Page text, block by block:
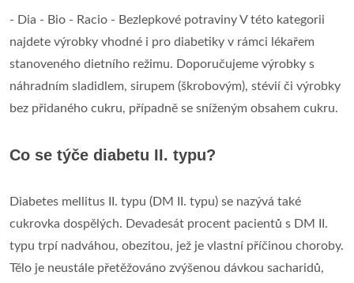
- Dia - Bio - Racio - Bezlepkové potraviny V této kategorii
najdete výrobky vhodné i pro diabetiky v rámci lékařem
stanoveného dietního režimu. Doporučujeme výrobky s
náhradním sladidlem, sirupem (škrobovým), stévií či výrobky
bez přidaného cukru, případně se sníženým obsahem cukru.
Co se týče diabetu II. typu?
Diabetes mellitus II. typu (DM II. typu) se nazývá také
cukrovka dospělých. Devadesát procent pacientů s DM II.
typu trpí nadváhou, obezitou, jež je vlastní příčinou choroby.
Tělo je neustále přetěžováno zvýšenou dávkou sacharidů,